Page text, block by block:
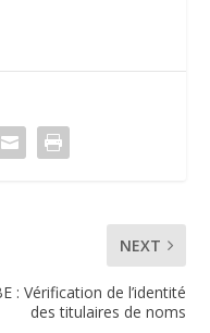
NEXT
: Vérification de l’identité
des titulaires de noms